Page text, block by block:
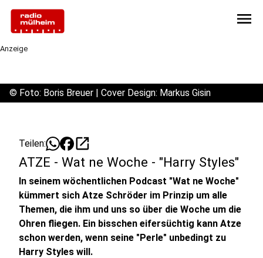
menu
Anzeige
© Foto: Boris Breuer | Cover Design: Markus Gisin
Teilen: open_in_new
ATZE - Wat ne Woche - "Harry Styles"
In seinem wöchentlichen Podcast "Wat ne Woche"
kümmert sich Atze Schröder im Prinzip um alle
Themen, die ihm und uns so über die Woche um die
Ohren fliegen. Ein bisschen eifersüchtig kann Atze
schon werden, wenn seine "Perle" unbedingt zu
Harry Styles will.